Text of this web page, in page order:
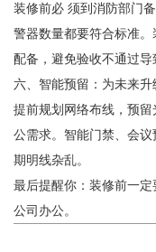
装修前必 须到消防部门
警器数量都要符合标准
配备，避免验收不通过导
六、智能预留：为未来升
提前规划网络布线，预
公需求。智能门禁、会
期明线杂乱。
最后提醒你‌：装修前一
公司办公。